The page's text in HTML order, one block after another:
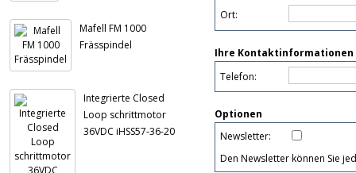
Mafell FM 1000
Frässpindel
Integrierte Closed
Loop schrittmotor
36VDC iHSS57-36-20
Ort:
Ihre Kontaktinformationen
Telefon:
Optionen
Newsletter:
Den Newsletter können Sie